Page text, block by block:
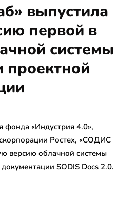
выпустила
первой в
системы
проектной
фонда «Индустрия 4.0»,
Ростех, «СОДИС
версию облачной системы
SODIS Docs 2.0.